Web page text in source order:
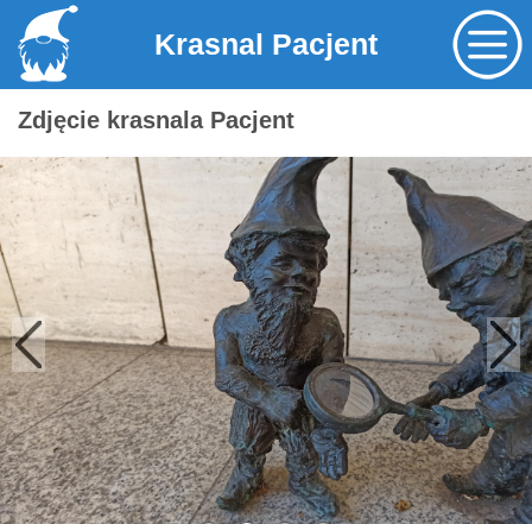
Krasnal Pacjent
Zdjęcie krasnala Pacjent